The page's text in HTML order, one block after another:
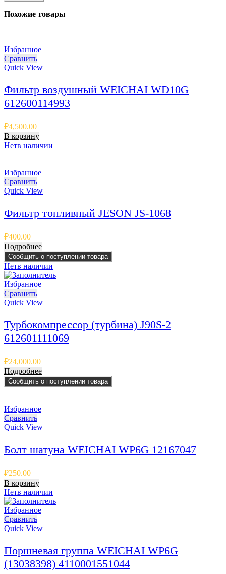
Похожие товары
Избранное
Сравнить
Quick View
Фильтр воздушный WEICHAI WD10G
612600114993
₽4,500.00
В корзину
Нетв наличии
Избранное
Сравнить
Quick View
Фильтр топливный JESON JS-1068
₽400.00
Подробнее
Сообщить о поступлении товара
Нетв наличии
Избранное
Сравнить
Quick View
Турбокомпрессор (турбина) J90S-2
612601111069
₽24,000.00
Подробнее
Сообщить о поступлении товара
Избранное
Сравнить
Quick View
Болт шатуна WEICHAI WP6G 12167047
₽250.00
В корзину
Нетв наличии
Избранное
Сравнить
Quick View
Поршневая группа WEICHAI WP6G
(13038398) 4110001551044